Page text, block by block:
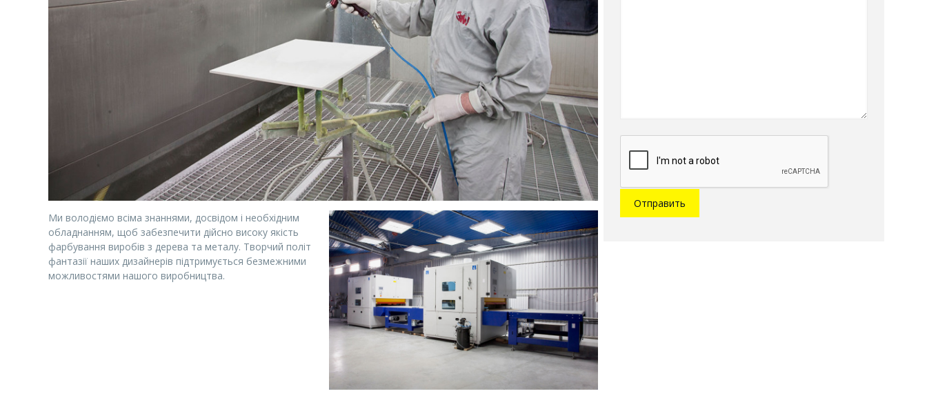
Ми володіємо всіма знаннями, досвідом і необхідним
обладнанням, щоб забезпечити дійсно високу якість
фарбування виробів з дерева та металу. Творчий політ
фантазії наших дизайнерів підтримується безмежними
можливостями нашого виробництва.